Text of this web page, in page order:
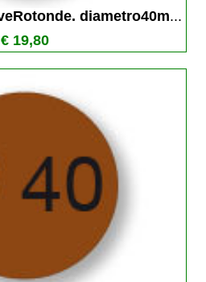
diametro40m...
€ 19,80